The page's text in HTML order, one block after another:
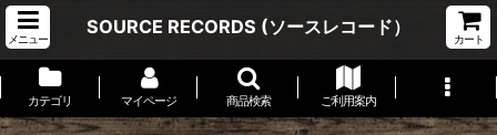
メニュー
SOURCE RECORDS (ソースレコード）
カート
カテゴリ マイページ 商品検索 ご利用案内